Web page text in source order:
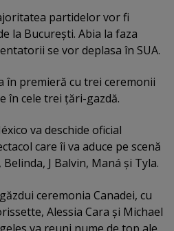
partidelor vor fi
la Bucureşti. Abia la faza
se vor deplasa în SUA.
în premieră cu trei ceremonii
în cele trei ţări-gazdă.
va deschide oficial
care îi va aduce pe scenă
J Balvin, Maná şi Tyla.
ceremonia Canadei, cu
Alessia Cara şi Michael